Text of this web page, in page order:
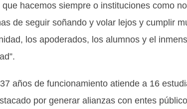
hacemos siempre o instituciones como
de seguir soñando y volar lejos y cumplir
los apoderados, los alumnos y el
años de funcionamiento atiende a 16
por generar alianzas con entes